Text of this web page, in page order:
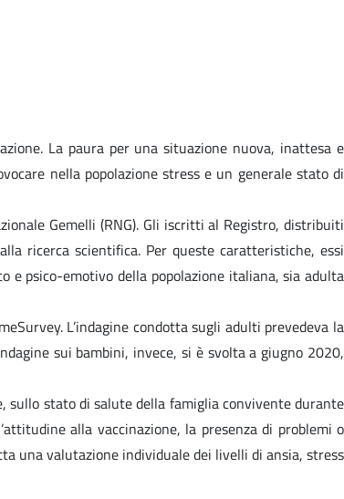
La paura per una situazione nuova, inattesa e
nella popolazione stress e un generale stato di
Gemelli (RNG). Gli iscritti al Registro, distribuiti
ricerca scientifica. Per queste caratteristiche, essi
e psico-emotivo della popolazione italiana, sia adulta
L’indagine condotta sugli adulti prevedeva la
sui bambini, invece, si è svolta a giugno 2020,
sullo stato di salute della famiglia convivente durante
alla vaccinazione, la presenza di problemi o
una valutazione individuale dei livelli di ansia, stress